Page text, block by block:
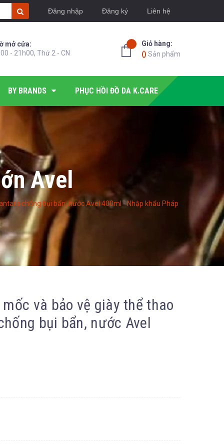
Đăng nhập Đăng ký Liên hệ
mở cửa:
- 21h00, Thứ 2 - CN
Giỏ hàng:
() Sản phẩm
BY BRANDS PHỤC HỒI ĐỒ DA K.CARE
Avel
chống bụi bẩn, nước Avel 400ml - Nhập khẩu Pháp
và bảo vệ giày thể thao
bụi bẩn, nước Avel